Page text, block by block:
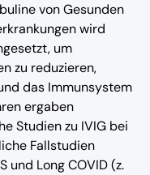
von Gesunden
wird
um
zu reduzieren,
das Immunsystem
ergaben
Studien zu IVIG bei
Fallstudien
und Long COVID (z.